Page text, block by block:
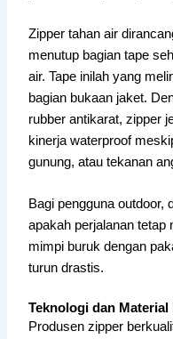
Zipper tahan air
menutup bagian tape
air. Tape inilah yang
bagian bukaan jaket.
rubber antikarat, zipper
kinerja waterproof
gunung, atau tekanan
Bagi pengguna outdoor,
apakah perjalanan tetap
mimpi buruk dengan
turun drastis.
Teknologi dan
Produsen zipper